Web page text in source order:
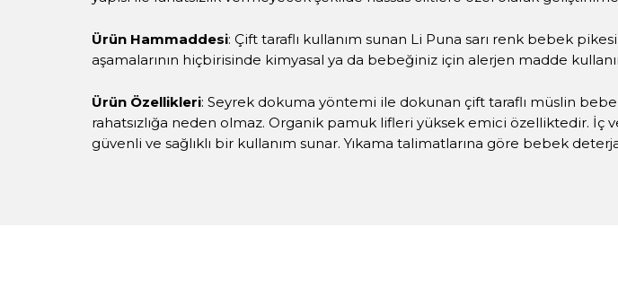
Ürün Hammaddesi: Çift taraflı kullanım sunan Li Puna sarı renk bebek
aşamalarının hiçbirisinde kimyasal ya da bebeğiniz için alerjen madde
Ürün Özellikleri: Seyrek dokuma yöntemi ile dokunan çift taraflı müslin
rahatsızlığa neden olmaz. Organik pamuk lifleri yüksek emici özelliktedir. İç
güvenli ve sağlıklı bir kullanım sunar. Yıkama talimatlarına göre bebek